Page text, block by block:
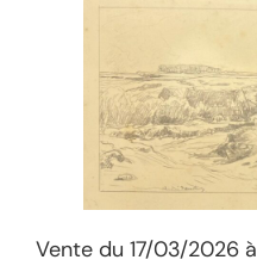
Vente du 17/03/2026